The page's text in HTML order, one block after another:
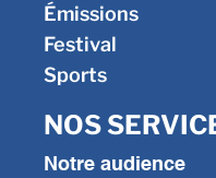
Émissions
Festival
Sports
NOS
Notre audience